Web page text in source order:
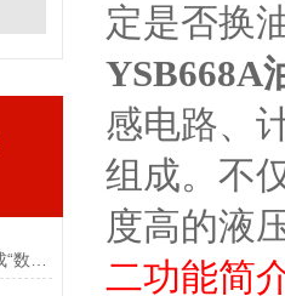
定是否换
YSB668A
感电路、
组成。不
度高的液
二功能简